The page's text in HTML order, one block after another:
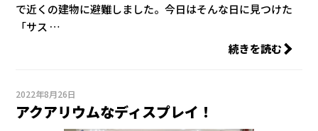
で近くの建物に避難しました。今日はそんな日に見つけた
「サス …
続きを読む
2022年8月26日
アクアリウムなディスプレイ！